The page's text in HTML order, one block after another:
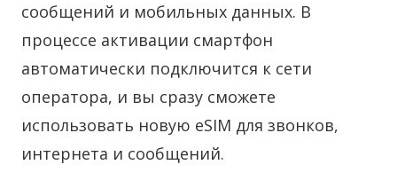
сообщений и мобильных данных. В
процессе активации смартфон
автоматически подключится к сети
оператора, и вы сразу сможете
использовать новую eSIM для звонков,
интернета и сообщений.